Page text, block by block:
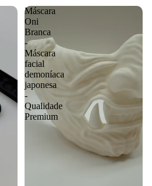
Máscara
Oni
Branca
-
Máscara
facial
demoníaca
japonesa
-
Qualidade
Premium